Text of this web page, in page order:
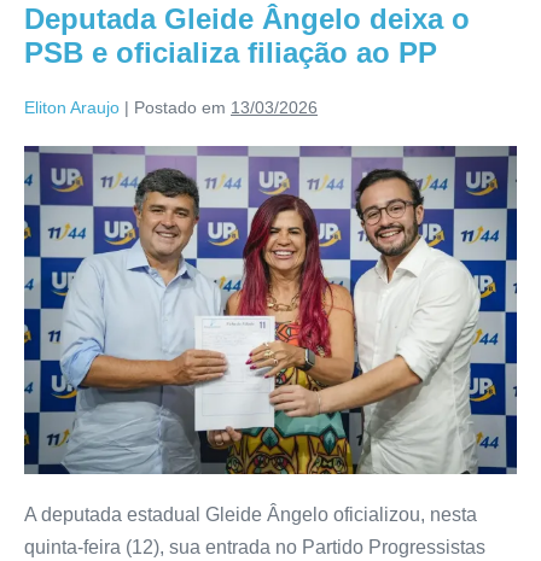
Deputada Gleide Ângelo deixa o
PSB e oficializa filiação ao PP
Eliton Araujo | Postado em 13/03/2026
A deputada estadual Gleide Ângelo oficializou, nesta
quinta-feira (12), sua entrada no Partido Progressistas